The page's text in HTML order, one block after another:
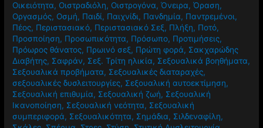
Οικειότητα, Οιστραδιόλη, Οιστρογόνα,Όνειρα,Όραση,
Οργασμός, Οσμή, Παιδί, Παιχνίδι, Πανδημία, Παντρεμένοι,
Πέος, Περιστασιακό, Περιστασιακό Σεξ, Πλήξη, Ποτό,
Προσποίηση, Προσωπικότητα, Πρόσωπο, Προτιμήσεις,
Πρόωρος θάνατος, Πρωινό σεξ, Πρώτη φορά, Σακχαρώδης
Διαβήτης, Σαφράν, Σεξ. Τρίτη ηλικία, Σεξουαλικά βοηθήματα,
Σεξουαλικά προβήματα, Σεξουαλικές διαταραχές,
σεξουαλικές δυσλειτουργίες, Σεξουαλική αυτοεκτίμηση,
Σεξουαλική επιθυμία, Σεξουαλική ζωή, Σεξουαλική
Ικανοποίηση, Σεξουαλική νεότητα, Σεξουαλική
συμπεριφορά, Σεξουαλικότητα, Σημάδια, Σιλδεναφίλη,